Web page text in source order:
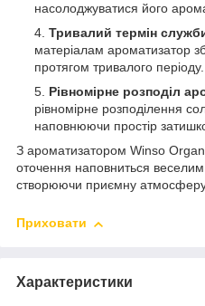
насолоджуватися його
Тривалий термін
матеріалам ароматизатор
протягом тривалого періоду.
Рівномірне розподіл
рівномірне розподілення
наповнюючи простір
З ароматизатором Winso
оточення наповниться веселим
створюючи приємну
Приховати
Характеристики